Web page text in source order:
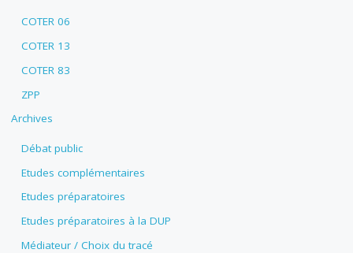
COTER 06
COTER 13
COTER 83
ZPP
Archives
Débat public
Etudes complémentaires
Etudes préparatoires
Etudes préparatoires à la DUP
Médiateur / Choix du tracé